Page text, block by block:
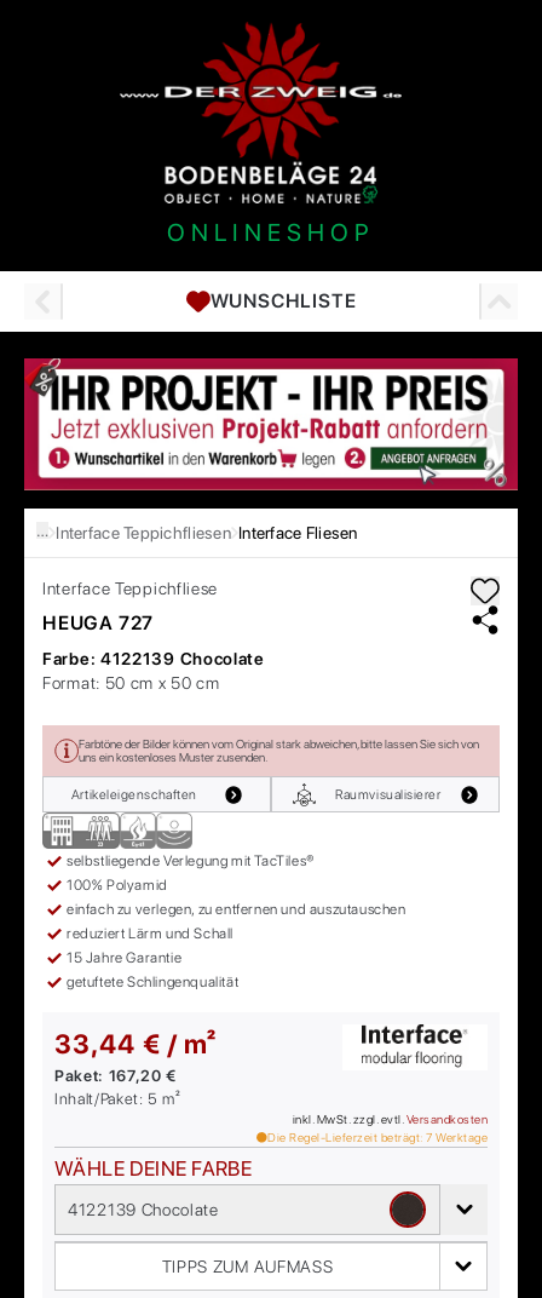
ONLINESHOP
WUNSCHLISTE
… Interface Teppichfliesen Interface Fliesen
Interface Teppichfliese
HEUGA 727
Farbe: 4122139 Chocolate
Format: 50 cm x 50 cm
Farbtöne der Bilder können vom Original stark abweichen, bitte lassen Sie sich von
uns ein kostenloses Muster zusenden.
Artikeleigenschaften Raumvisualisierer
selbstliegende Verlegung mit TacTiles®
100% Polyamid
einfach zu verlegen, zu entfernen und auszutauschen
reduziert Lärm und Schall
15 Jahre Garantie
getuftete Schlingenqualität
33,44 € / m²
Paket: 167,20 €
Inhalt/Paket: 5 m²
inkl. MwSt. zzgl. evtl. Versandkosten
Die Regel-Lieferzeit beträgt: 7 Werktage
WÄHLE DEINE FARBE
4122139 Chocolate
TIPPS ZUM AUFMASS